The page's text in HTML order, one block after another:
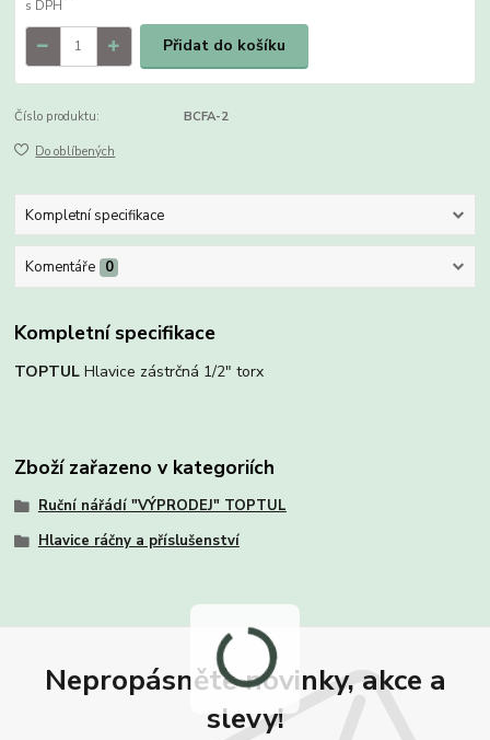
Přidat do košíku
Číslo produktu: BCFA-2
Do oblíbených
Kompletní specifikace
Komentáře 0
Kompletní specifikace
TOPTUL Hlavice zástrčná 1/2" torx
Zboží zařazeno v kategoriích
Ruční nářádí "VÝPRODEJ" TOPTUL
Hlavice ráčny a příslušenství
Nepropásněte novinky, akce a
slevy!